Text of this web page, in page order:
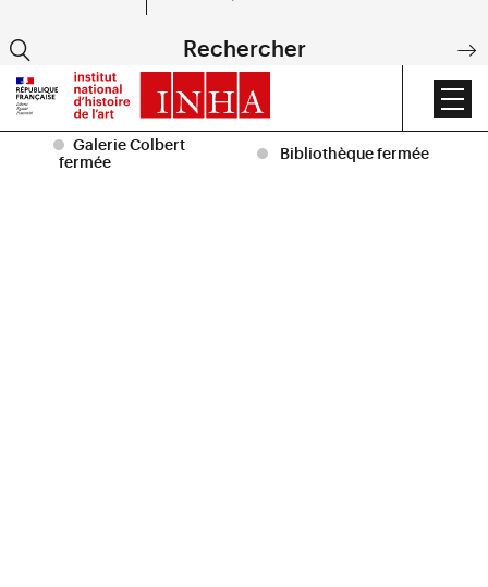
Rechercher
Accueil|La bibliothèque
Galerie Colbert
fermée
Bibliothèque fermée